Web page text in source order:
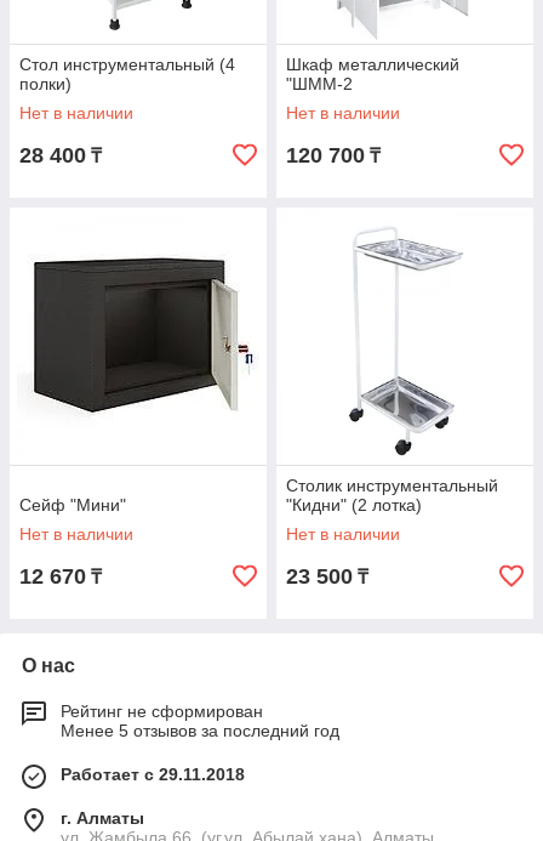
Стол инструментальный (4
полки)
Нет в наличии
28 400 ₸
Шкаф металлический
"ШММ-2
Нет в наличии
120 700 ₸
Сейф "Мини"
Нет в наличии
12 670 ₸
Столик инструментальный
"Кидни" (2 лотка)
Нет в наличии
23 500 ₸
О нас
Рейтинг не сформирован
Менее 5 отзывов за последний год
Работает с 29.11.2018
г. Алматы